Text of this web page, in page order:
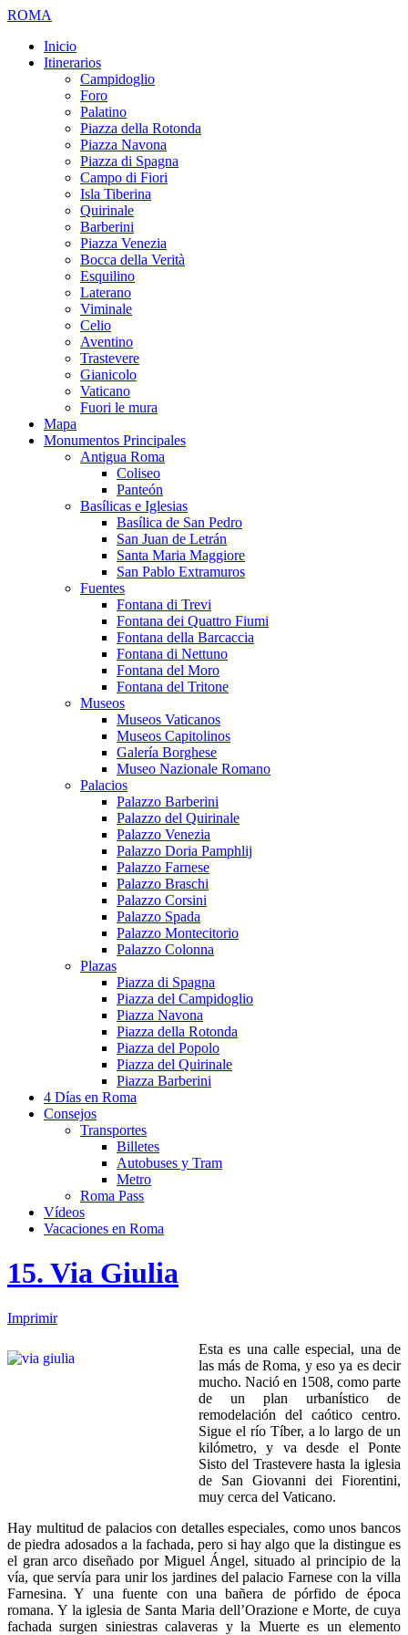
ROMA
Inicio
Itinerarios
Campidoglio
Foro
Palatino
Piazza della Rotonda
Piazza Navona
Piazza di Spagna
Campo di Fiori
Isla Tiberina
Quirinale
Barberini
Piazza Venezia
Bocca della Verità
Esquilino
Laterano
Viminale
Celio
Aventino
Trastevere
Gianicolo
Vaticano
Fuori le mura
Mapa
Monumentos Principales
Antigua Roma
Coliseo
Panteón
Basílicas e Iglesias
Basílica de San Pedro
San Juan de Letrán
Santa Maria Maggiore
San Pablo Extramuros
Fuentes
Fontana di Trevi
Fontana dei Quattro Fiumi
Fontana della Barcaccia
Fontana di Nettuno
Fontana del Moro
Fontana del Tritone
Museos
Museos Vaticanos
Museos Capitolinos
Galería Borghese
Museo Nazionale Romano
Palacios
Palazzo Barberini
Palazzo del Quirinale
Palazzo Venezia
Palazzo Doria Pamphlij
Palazzo Farnese
Palazzo Braschi
Palazzo Corsini
Palazzo Spada
Palazzo Montecitorio
Palazzo Colonna
Plazas
Piazza di Spagna
Piazza del Campidoglio
Piazza Navona
Piazza della Rotonda
Piazza del Popolo
Piazza del Quirinale
Piazza Barberini
4 Días en Roma
Consejos
Transportes
Billetes
Autobuses y Tram
Metro
Roma Pass
Vídeos
Vacaciones en Roma
15. Via Giulia
Imprimir
Esta es una calle especial, una de
las más de Roma, y eso ya es decir
mucho. Nació en 1508, como parte
de un plan urbanístico de
remodelación del caótico centro.
Sigue el río Tíber, a lo largo de un
kilómetro, y va desde el Ponte
Sisto del Trastevere hasta la iglesia
de San Giovanni dei Fiorentini,
muy cerca del Vaticano.
Hay multitud de palacios con detalles especiales, como unos bancos
de piedra adosados a la fachada, pero si hay algo que la distingue es
el gran arco diseñado por Miguel Ángel, situado al principio de la
vía, que servía para unir los jardines del palacio Farnese con la villa
Farnesina. Y una fuente con una bañera de pórfido de época
romana. Y la iglesia de Santa Maria dell’Orazione e Morte, de cuya
fachada surgen siniestras calaveras y la Muerte es un elemento